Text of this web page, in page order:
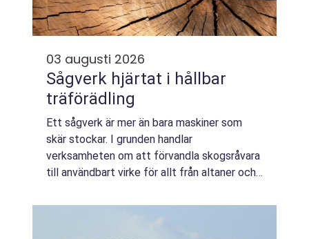
03 augusti 2026
Sågverk hjärtat i hållbar
träförädling
Ett sågverk är mer än bara maskiner som
skär stockar. I grunden handlar
verksamheten om att förvandla skogsråvara
till användbart virke för allt från altaner och
Samtidigt spelar moderna sågverk en viktig